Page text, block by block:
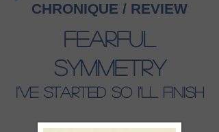
CHRONIQUE / REVIEW
Fearful
Symmetry
I'Ve Started So I'll Finish